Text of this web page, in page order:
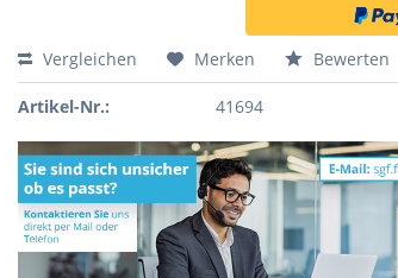
Vergleichen Merken Bewerten
Artikel-Nr.: 41694